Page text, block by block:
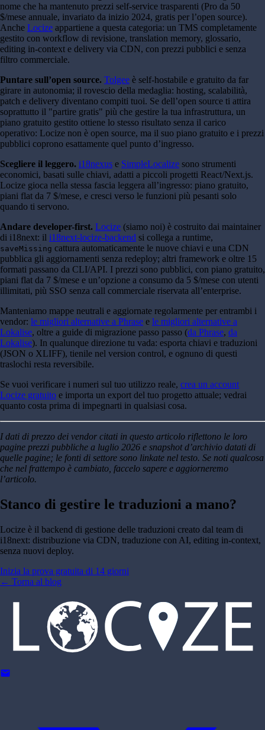
nome che ha mantenuto prezzi self-service trasparenti (Pro da 50
$/mese annuale, invariato da inizio 2024, gratis per l’open source).
Anche Locize appartiene a questa categoria: un TMS completamente
gestito con workflow di revisione, translation memory, glossario,
editing in-context e delivery via CDN, con prezzi pubblici e senza
filtro commerciale.
Puntare sull’open source. Tolgee è self-hostabile e gratuito da far
girare in autonomia; il rovescio della medaglia: hosting, scalabilità,
patch e delivery diventano compiti tuoi. Se dell’open source ti attira
soprattutto il "partire gratis" più che gestire la tua infrastruttura, un
piano gratuito gestito ottiene lo stesso risultato senza il carico
operativo: Locize non è open source, ma il suo piano gratuito e i prezzi
pubblici coprono esattamente quel punto d’ingresso.
Scegliere il leggero. i18nexus e SimpleLocalize sono strumenti
economici, basati sulle chiavi, adatti a piccoli progetti React/Next.js.
Locize gioca nella stessa fascia leggera all’ingresso: piano gratuito,
piani flat da 7 $/mese, e cresci verso le funzioni più pesanti solo
quando ti servono.
Andare developer-first. Locize (siamo noi) è costruito dai maintainer
di i18next: il i18next-locize-backend si collega a runtime,
saveMissing cattura automaticamente le nuove chiavi e una CDN
pubblica gli aggiornamenti senza redeploy; altri framework e oltre 15
formati passano da CLI/API. I prezzi sono pubblici, con piano gratuito,
piani flat da 7 $/mese e un’opzione a consumo da 5 $/mese con utenti
illimitati, più SSO senza call commerciale riservata all’enterprise.
Manteniamo mappe neutrali e aggiornate regolarmente per entrambi i
vendor: le migliori alternative a Phrase e le migliori alternative a
Lokalise, oltre a guide di migrazione passo passo (da Phrase, da
Lokalise). In qualunque direzione tu vada: esporta chiavi e traduzioni
(JSON o XLIFF), tienile nel version control, e ognuno di questi
traslochi resta reversibile.
Se vuoi verificare i numeri sul tuo utilizzo reale, crea un account
Locize gratuito e importa un export del tuo progetto attuale; vedrai
quanto costa prima di impegnarti in qualsiasi cosa.
I dati di prezzo dei vendor citati in questo articolo riflettono le loro
pagine prezzi pubbliche a luglio 2026 e snapshot d’archivio datati di
quelle pagine; le fonti di settore sono linkate nel testo. Se noti qualcosa
che nel frattempo è cambiato, faccelo sapere e aggiorneremo
l’articolo.
Stanco di gestire le traduzioni a mano?
Locize è il backend di gestione delle traduzioni creato dal team di
i18next: distribuzione via CDN, traduzione con AI, editing in-context,
senza nuovi deploy.
Inizia la prova gratuita di 14 giorni
← Torna al blog
mail